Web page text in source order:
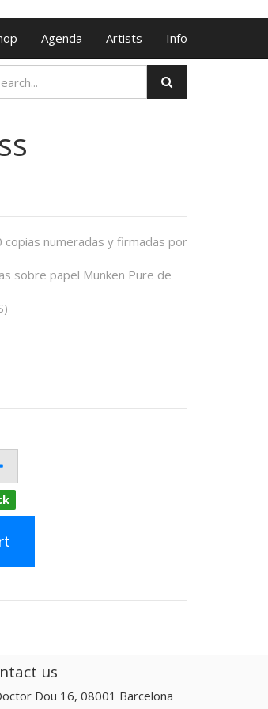
Agenda Artists Info
copias numeradas y firmadas por
sobre papel Munken Pure de
us
Dou 16, 08001 Barcelona